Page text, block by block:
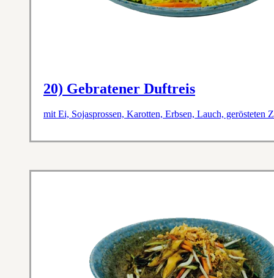
20) Gebratener Duftreis
mit Ei, Sojasprossen, Karotten, Erbsen, Lauch, gerösteten